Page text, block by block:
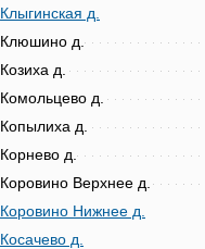
Клыгинская д.
Клюшино д.
Козиха д.
Комольцево д.
Копылиха д.
Корнево д.
Коровино Верхнее д.
Коровино Нижнее д.
Косачево д.